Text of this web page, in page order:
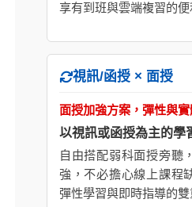
享有到班與雲端複習的便
視訊/函授 × 面授
面授加強方案，彈性與
以視訊或函授為主的學
自由搭配弱科面授旁聽
強，不必擔心線上課程
彈性學習與即時指導的雙